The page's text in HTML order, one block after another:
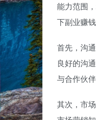
能力范围
下副业赚
首先，沟
良好的沟
与合作伙
其次，市